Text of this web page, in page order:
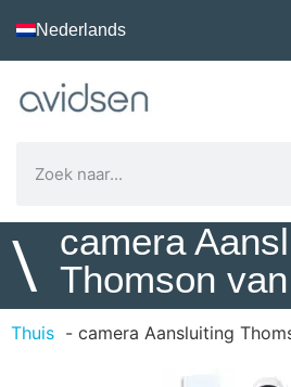
Nederlands
\ camera
Thomson
Thuis camera Aansluiting